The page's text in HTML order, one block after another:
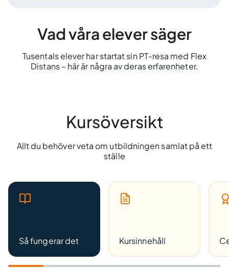
Vad våra elever säger
Tusentals elever har startat sin PT-resa med Flex
Distans – här är några av deras erfarenheter.
Kursöversikt
Allt du behöver veta om utbildningen samlat på ett
ställe
Så fungerar det Kursinnehåll